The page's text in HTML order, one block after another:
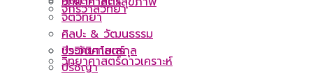
จักรวาลวิทยา
วิทยาศาสตร์ดาวเคราะห์
ชีววิทยาโมเลกุล
จิตวิทยา
ศิลปะ & วัฒนธรรม
ประวัติศาสตร์
ปรัชญา